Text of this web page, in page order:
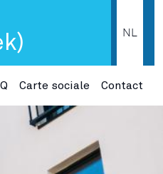
NL
Carte sociale Contact